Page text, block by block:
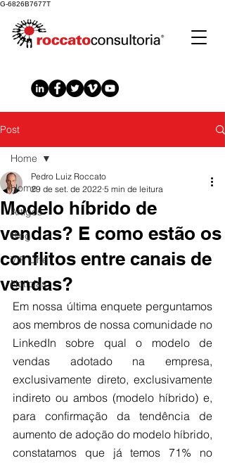
G-6826B7677T
Post
Home
Artigos
Blog
VIP Line
Notícias
Home
Modelo híbrido de
vendas? E como estão os
conflitos entre canais de
vendas?
Pedro Luiz Roccato
29 de set. de 2022 5 min de leitura
Em nossa última enquete perguntamos
aos membros de nossa comunidade no
LinkedIn sobre qual o modelo de
vendas adotado na empresa,
exclusivamente direto, exclusivamente
indireto ou ambos (modelo híbrido) e,
para confirmação da tendência de
aumento de adoção do modelo híbrido,
constatamos que já temos 71% no